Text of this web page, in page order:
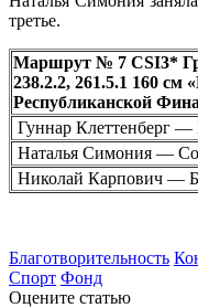
третье.
Маршрут № 7 CSI3*
238.2.2, 261.5.1 160 см
Республиканской
Гуннар Клеттенберг —
Наталья Симония —
Николай Карпович —
Благотворительность
Спорт Фонд
Оцените статью